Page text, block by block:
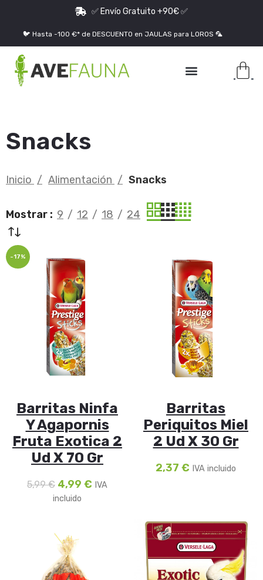
✅ Envío Gratuito +90€ ✅
🐦 Hasta -100 €* de DESCUENTO en JAULAS para LOROS 🦜
Snacks
Inicio Alimentación Snacks
Mostrar 9 12 18 24
-17%
Barritas Ninfa
Y Agapornis
Fruta Exotica 2
Ud X 70 Gr
5,99€ 4,99 € IVA
incluido
Barritas
Periquitos Miel
2 Ud X 30 Gr
2,37 € IVA incluido